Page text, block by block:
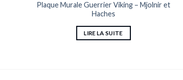
Plaque Murale Guerrier Viking – Mjolnir et
Haches
LIRE LA SUITE